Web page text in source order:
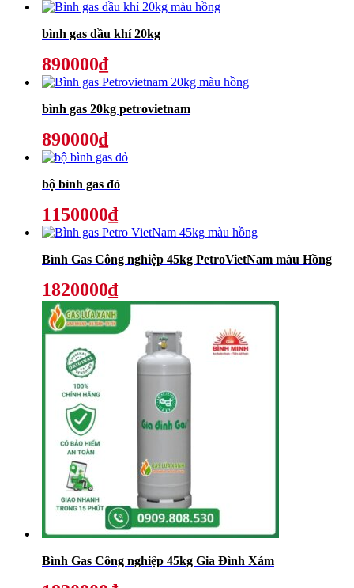
bình gas dầu khí 20kg
890000₫
bình gas 20kg petrovietnam
890000₫
bộ bình gas đỏ
1150000₫
Bình Gas Công nghiệp 45kg PetroVietNam màu Hồng
1820000₫
Bình Gas Công nghiệp 45kg Gia Đình Xám